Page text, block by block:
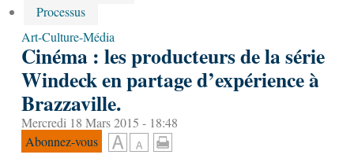
Processus
Art-Culture-Média
Cinéma : les producteurs de la série
Windeck en partage d’expérience à
Brazzaville.
Mercredi 18 Mars 2015 - 18:48
Abonnez-vous